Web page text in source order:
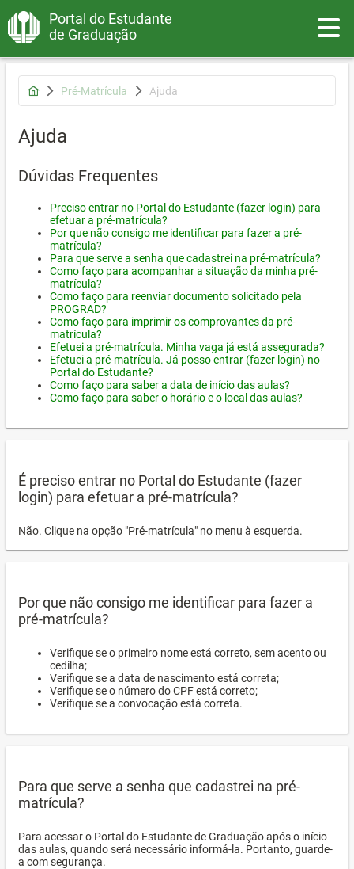
Portal do Estudante
de Graduação
Pré-Matrícula Ajuda
Ajuda
Dúvidas Frequentes
Preciso entrar no Portal do Estudante (fazer login) para
efetuar a pré-matrícula?
Por que não consigo me identificar para fazer a pré-
matrícula?
Para que serve a senha que cadastrei na pré-matrícula?
Como faço para acompanhar a situação da minha pré-
matrícula?
Como faço para reenviar documento solicitado pela
PROGRAD?
Como faço para imprimir os comprovantes da pré-
matrícula?
Efetuei a pré-matrícula. Minha vaga já está assegurada?
Efetuei a pré-matrícula. Já posso entrar (fazer login) no
Portal do Estudante?
Como faço para saber a data de início das aulas?
Como faço para saber o horário e o local das aulas?
É preciso entrar no Portal do Estudante (fazer
login) para efetuar a pré-matrícula?
Não. Clique na opção "Pré-matrícula" no menu à esquerda.
Por que não consigo me identificar para fazer a
pré-matrícula?
Verifique se o primeiro nome está correto, sem acento ou
cedilha;
Verifique se a data de nascimento está correta;
Verifique se o número do CPF está correto;
Verifique se a convocação está correta.
Para que serve a senha que cadastrei na pré-
matrícula?
Para acessar o Portal do Estudante de Graduação após o início
das aulas, quando será necessário informá-la. Portanto, guarde-
a com segurança.